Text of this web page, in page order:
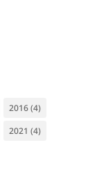
2016(4)
2021 (4)